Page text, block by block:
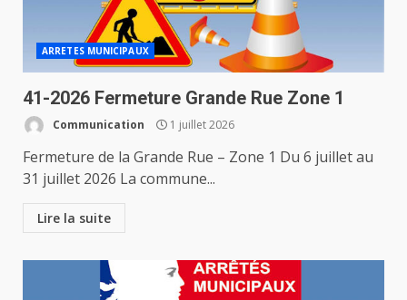
ARRETES MUNICIPAUX
41-2026 Fermeture Grande Rue Zone 1
Communication 1 juillet 2026
Fermeture de la Grande Rue – Zone 1 Du 6 juillet au
31 juillet 2026 La commune...
Lire la suite